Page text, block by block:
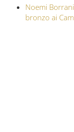
Noemi
bronzo ai